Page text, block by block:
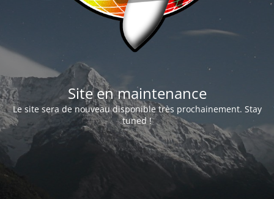
Site en maintenance
Le site sera de nouveau disponible très prochainement. Stay
tuned !